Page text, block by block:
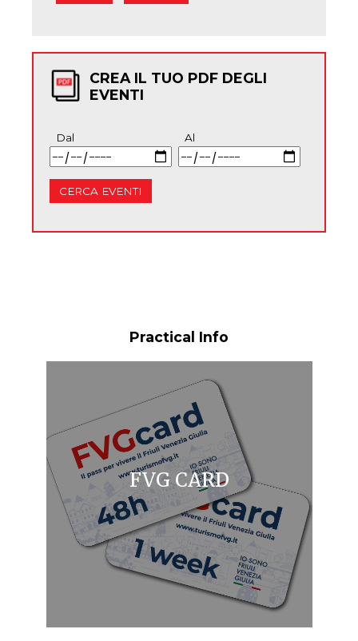
CREA IL TUO PDF DEGLI
EVENTI
Dal Al
Practical Info
FVG CARD